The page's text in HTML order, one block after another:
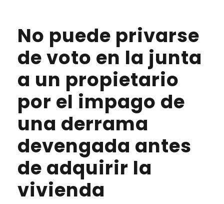
No puede privarse
de voto en la junta
a un propietario
por el impago de
una derrama
devengada antes
de adquirir la
vivienda